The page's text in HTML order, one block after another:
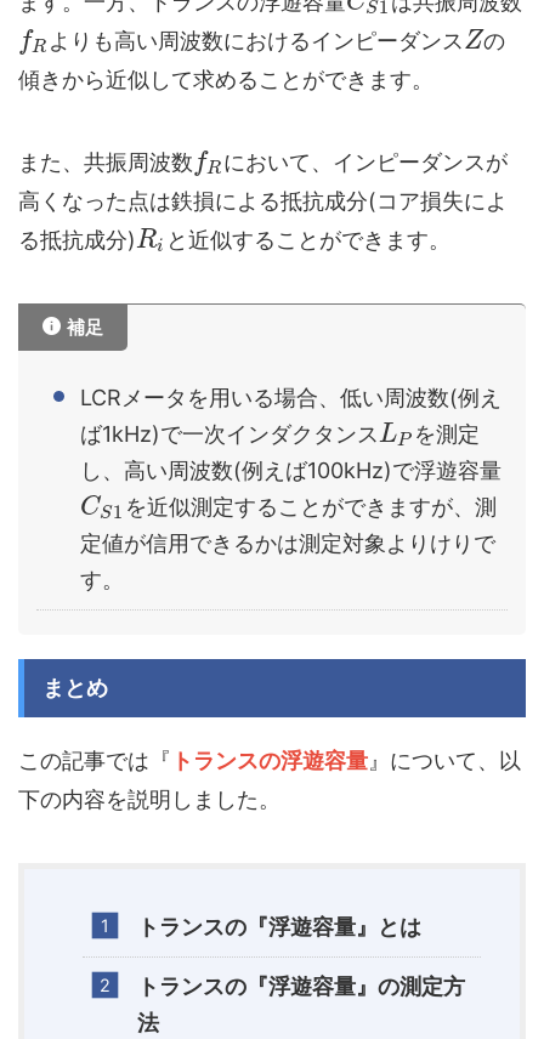
S1
fR よりも高い周波数におけるインピーダンスZの
傾きから近似して求めることができます。
また、共振周波数 fR において、インピーダンスが
高くなった点は鉄損による抵抗成分(コア損失によ
る抵抗成分)Ri と近似することができます。
補足
LCRメータを用いる場合、低い周波数(例え
ば1kHz)で一次インダクタンスLP を測定
し、高い周波数(例えば100kHz)で浮遊容量
CS1 を近似測定することができますが、測
定値が信用できるかは測定対象よりけりで
す。
まとめ
この記事では『 トランスの浮遊容量 』について、以
下の内容を説明しました。
トランスの『浮遊容量』とは
トランスの『浮遊容量』の測定方
法